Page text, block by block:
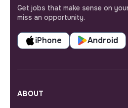
Get jobs that make sense on
miss an opportunity.
iPhone Android
ABOUT